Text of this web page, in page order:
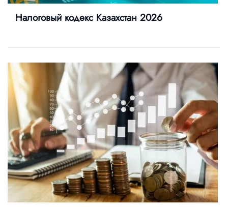
Налоговый кодекс Казахстан 2026